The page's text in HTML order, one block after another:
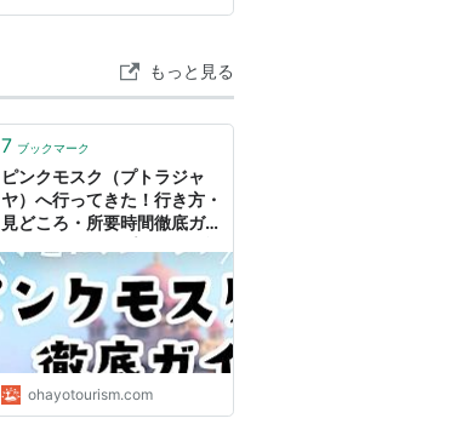
もっと見る
7 ブックマーク
ピンクモスク（プトラジャ
ヤ）へ行ってきた！行き方・
見どころ・所要時間徹底ガイ
行ブログオハヨーツーリズム
ohayotourism.com